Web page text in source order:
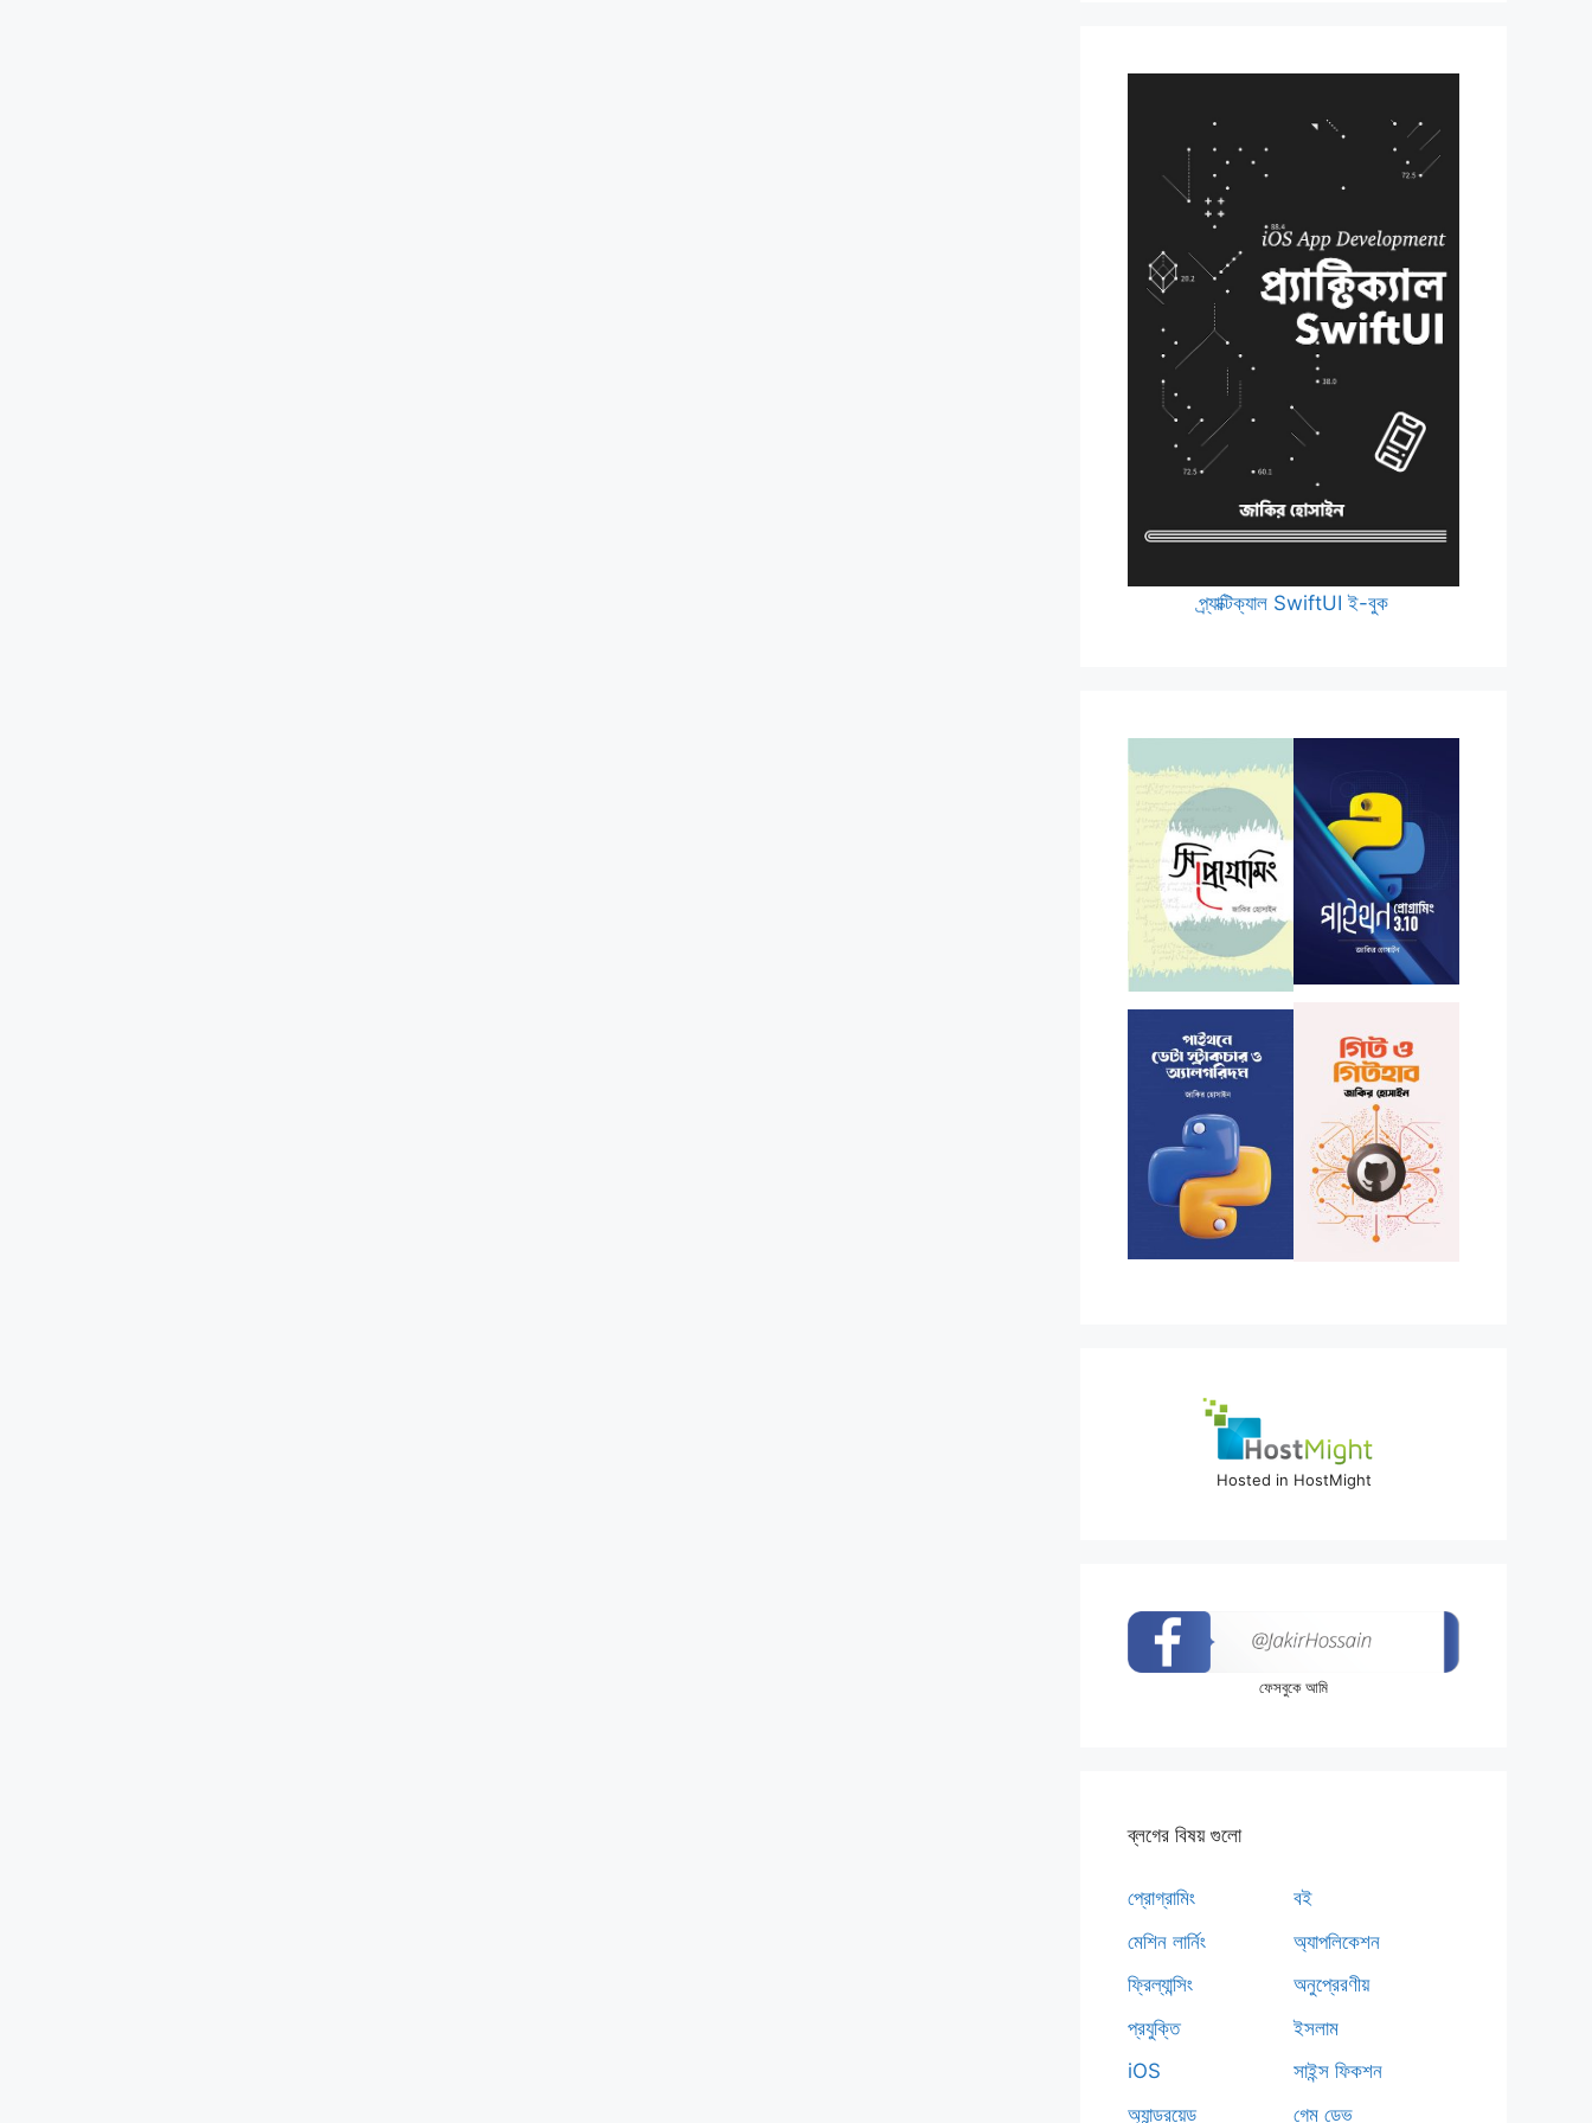
প্র্যাক্টিক্যাল SwiftUI ই-বুক
Hosted in HostMight
ফেসবুকে আমি
ব্লগের বিষয় গুলো
প্রোগ্রামিং
মেশিন লার্নিং
ফ্রিল্যান্সিং
প্রযুক্তি
iOS
অ্যান্ড্রয়েড
বই
অ্যাপলিকেশন
অনুপ্রেরণীয়
ইসলাম
সাইন্স ফিকশন
গেম ডেভ